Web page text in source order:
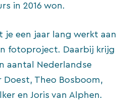
in 2016 won.
je een jaar lang werkt aan
fotoproject. Daarbij krijg
aantal Nederlandse
Theo Bosboom,
en Joris van Alphen.